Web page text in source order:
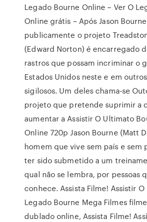
Legado Bourne Online – Ver O
Online grátis – Após Jason
publicamente o projeto
(Edward Norton) é encarregado
rastros que possam incriminar o
Estados Unidos neste e em
sigilosos. Um deles chama-se
projeto que pretende suprimir a
aumentar a Assistir O Ultimato
Online 720p Jason Bourne (Matt
homem que vive sem país e sem
ter sido submetido a um
qual não se lembra, por pessoas
conhece. Assista Filme! Assistir O
Legado Bourne Mega Filmes
dublado online, Assista Filme!